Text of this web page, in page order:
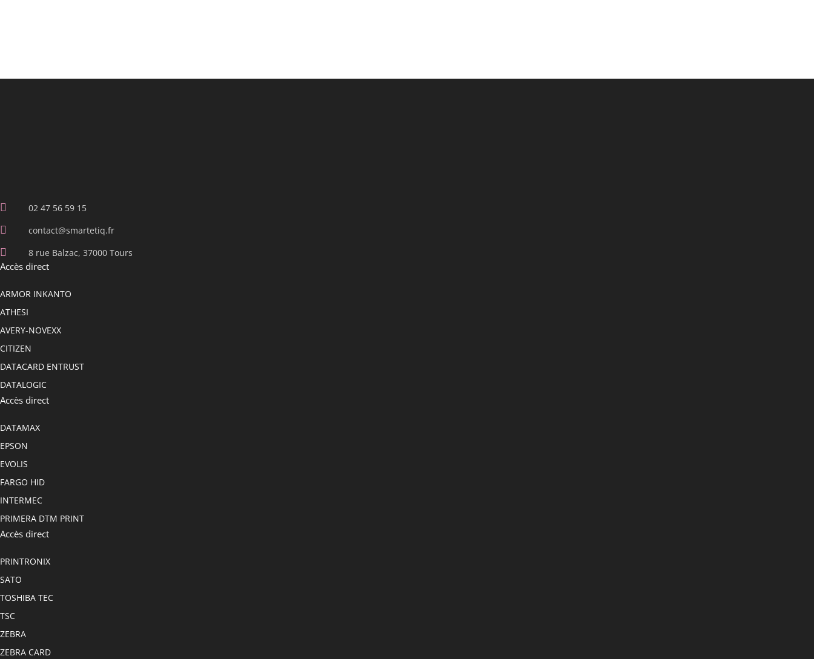
02 47 56 59 15
contact@smartetiq.fr
8 rue Balzac, 37000 Tours
Accès direct
ARMOR INKANTO
ATHESI
AVERY-NOVEXX
CITIZEN
DATACARD ENTRUST
DATALOGIC
Accès direct
DATAMAX
EPSON
EVOLIS
FARGO HID
INTERMEC
PRIMERA DTM PRINT
Accès direct
PRINTRONIX
SATO
TOSHIBA TEC
TSC
ZEBRA
ZEBRA CARD